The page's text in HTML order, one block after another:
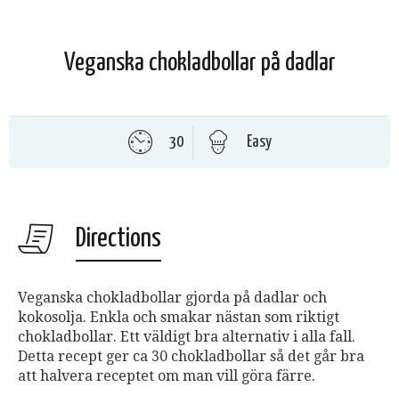
Veganska chokladbollar på dadlar
30 Easy
Directions
Veganska chokladbollar gjorda på dadlar och
kokosolja. Enkla och smakar nästan som riktigt
chokladbollar. Ett väldigt bra alternativ i alla fall.
Detta recept ger ca 30 chokladbollar så det går bra
att halvera receptet om man vill göra färre.